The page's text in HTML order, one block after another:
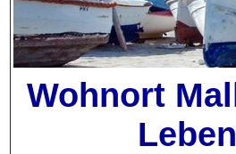
Wohnort